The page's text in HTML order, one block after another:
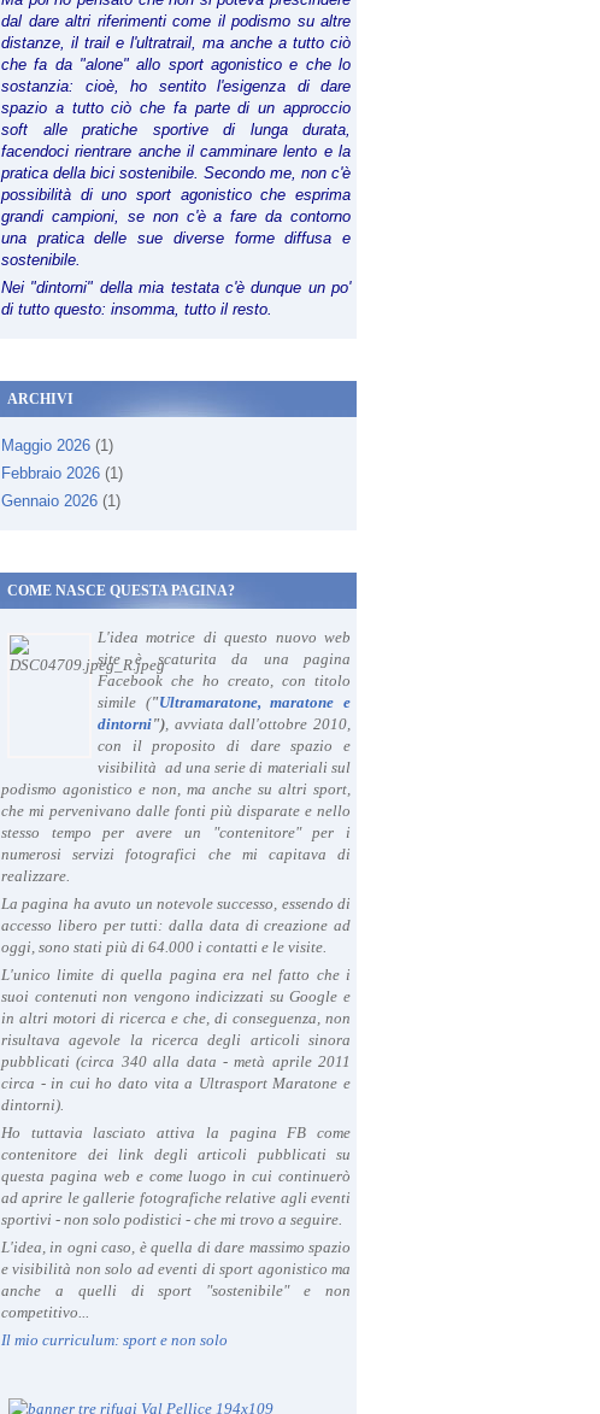
dal dare altri riferimenti come il podismo su altre
distanze, il trail e l'ultratrail, ma anche a tutto ciò
che fa da "alone" allo sport agonistico e che lo
sostanzia: cioè, ho sentito l'esigenza di dare
spazio a tutto ciò che fa parte di un approccio
soft alle pratiche sportive di lunga durata,
facendoci rientrare anche il camminare lento e la
pratica della bici sostenibile. Secondo me, non c'è
possibilità di uno sport agonistico che esprima
grandi campioni, se non c'è a fare da contorno
una pratica delle sue diverse forme diffusa e
sostenibile.
Nei "dintorni" della mia testata c'è dunque un po'
di tutto questo: insomma, tutto il resto.
ARCHIVI
Maggio 2026 (1)
Febbraio 2026 (1)
Gennaio 2026 (1)
COME NASCE QUESTA PAGINA?
L'idea motrice di questo nuovo web
site è scaturita da una pagina
Facebook che ho creato, con titolo
simile ("Ultramaratone, maratone e
dintorni"), avviata dall'ottobre 2010,
con il proposito di dare spazio e
visibilità ad una serie di materiali sul
podismo agonistico e non, ma anche su altri sport,
che mi pervenivano dalle fonti più disparate e nello
stesso tempo per avere un "contenitore" per i
numerosi servizi fotografici che mi capitava di
realizzare.
La pagina ha avuto un notevole successo, essendo di
accesso libero per tutti: dalla data di creazione ad
oggi, sono stati più di 64.000 i contatti e le visite.
L'unico limite di quella pagina era nel fatto che i
suoi contenuti non vengono indicizzati su Google e
in altri motori di ricerca e che, di conseguenza, non
risultava agevole la ricerca degli articoli sinora
pubblicati (circa 340 alla data - metà aprile 2011
circa - in cui ho dato vita a Ultrasport Maratone e
dintorni).
Ho tuttavia lasciato attiva la pagina FB come
contenitore dei link degli articoli pubblicati su
questa pagina web e come luogo in cui continuerò
ad aprire le gallerie fotografiche relative agli eventi
sportivi - non solo podistici - che mi trovo a seguire.
L'idea, in ogni caso, è quella di dare massimo spazio
e visibilità non solo ad eventi di sport agonistico ma
anche a quelli di sport "sostenibile" e non
competitivo...
Il mio curriculum: sport e non solo